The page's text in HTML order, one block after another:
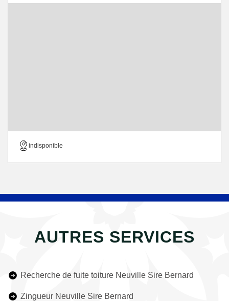
indisponible
AUTRES SERVICES
Recherche de fuite toiture Neuville Sire Bernard
Zingueur Neuville Sire Bernard